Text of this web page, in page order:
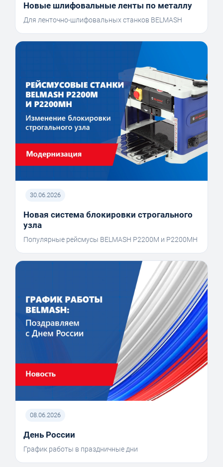
Новые шлифовальные ленты по металлу
Для ленточно-шлифовальных станков BELMASH
30.06.2026
Новая система блокировки строгального
узла
Популярные рейсмусы BELMASH P2200M и P2200MH
08.06.2026
День России
График работы в праздничные дни